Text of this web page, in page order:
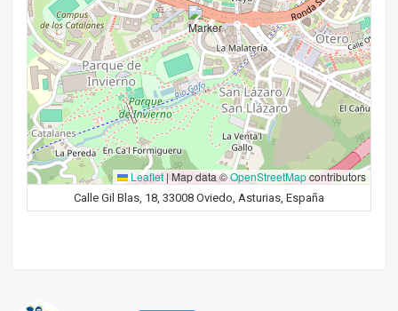
Leaflet |Map data ©OpenStreetMapcontributors
Calle Gil Blas, 18, 33008 Oviedo, Asturias, España